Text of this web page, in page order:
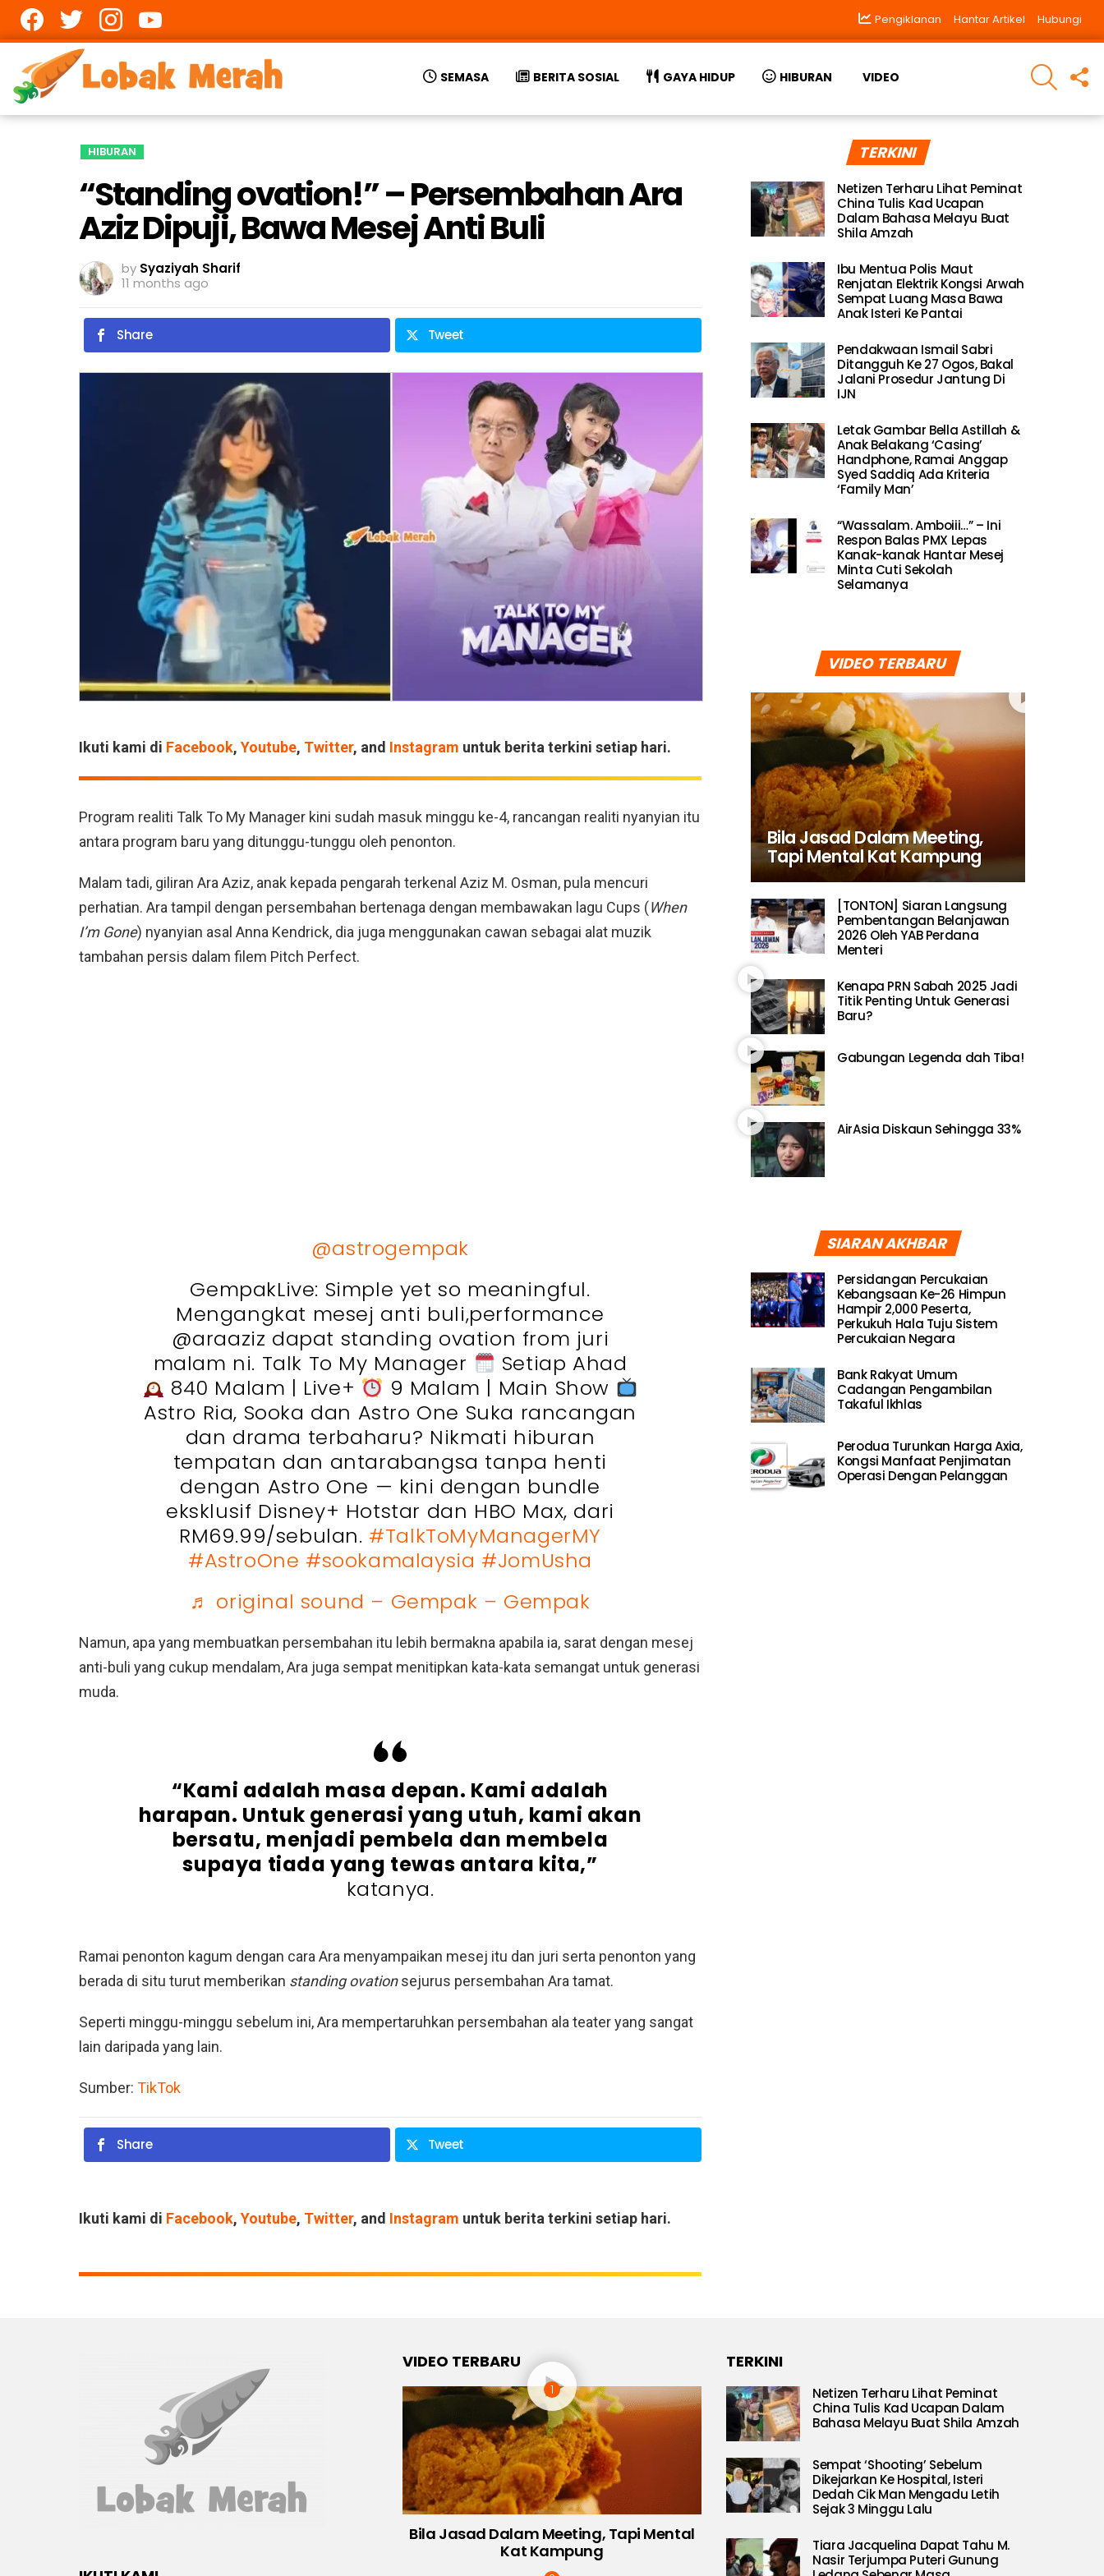
Pengiklanan Hantar Artikel Hubungi
SEMASA BERITA SOSIAL GAYA HIDUP HIBURAN VIDEO
SEARCH
HIBURAN
“Standing ovation!” – Persembahan Ara
Aziz Dipuji, Bawa Mesej Anti Buli
by Syaziyah Sharif
11 months ago
Share Tweet
Ikuti kami di Facebook, Youtube, Twitter, and Instagram untuk berita terkini setiap hari.
Program realiti Talk To My Manager kini sudah masuk minggu ke-4, rancangan realiti nyanyian itu
antara program baru yang ditunggu-tunggu oleh penonton.
Malam tadi, giliran Ara Aziz, anak kepada pengarah terkenal Aziz M. Osman, pula mencuri
perhatian. Ara tampil dengan persembahan bertenaga dengan membawakan lagu Cups (When
I’m Gone) nyanyian asal Anna Kendrick, dia juga menggunakan cawan sebagai alat muzik
tambahan persis dalam filem Pitch Perfect.
@astrogempak
GempakLive: Simple yet so meaningful.
Mengangkat mesej anti buli,performance
@araaziz dapat standing ovation from juri
malam ni. Talk To My Manager
Setiap Ahad
840 Malam | Live+
9 Malam | Main Show
Astro Ria, Sooka dan Astro One Suka rancangan
dan drama terbaharu? Nikmati hiburan
tempatan dan antarabangsa tanpa henti
dengan Astro One — kini dengan bundle
eksklusif Disney+ Hotstar dan HBO Max, dari
RM69.99/sebulan. #TalkToMyManagerMY
#AstroOne #sookamalaysia #JomUsha
♬ original sound – Gempak – Gempak
Namun, apa yang membuatkan persembahan itu lebih bermakna apabila ia, sarat dengan mesej
anti-buli yang cukup mendalam, Ara juga sempat menitipkan kata-kata semangat untuk generasi
muda.
“Kami adalah masa depan. Kami adalah
harapan. Untuk generasi yang utuh, kami akan
bersatu, menjadi pembela dan membela
supaya tiada yang tewas antara kita,”
katanya.
Ramai penonton kagum dengan cara Ara menyampaikan mesej itu dan juri serta penonton yang
berada di situ turut memberikan standing ovationsejurus persembahan Ara tamat.
Seperti minggu-minggu sebelum ini, Ara mempertaruhkan persembahan ala teater yang sangat
lain daripada yang lain.
Sumber: TikTok
Share Tweet
Ikuti kami di Facebook, Youtube, Twitter, and Instagram untuk berita terkini setiap hari.
TERKINI
Netizen Terharu Lihat Peminat
China Tulis Kad Ucapan
Dalam Bahasa Melayu Buat
Shila Amzah
Ibu Mentua Polis Maut
Renjatan Elektrik Kongsi Arwah
Sempat Luang Masa Bawa
Anak Isteri Ke Pantai
Pendakwaan Ismail Sabri
Ditangguh Ke 27 Ogos, Bakal
Jalani Prosedur Jantung Di
IJN
Letak Gambar Bella Astillah &
Anak Belakang ‘Casing’
Handphone, Ramai Anggap
Syed Saddiq Ada Kriteria
‘Family Man’
“Wassalam. Amboiii…” – Ini
Respon Balas PMX Lepas
Kanak-kanak Hantar Mesej
Minta Cuti Sekolah
Selamanya
VIDEO TERBARU
Bila Jasad Dalam Meeting,
Tapi Mental Kat Kampung
[TONTON] Siaran Langsung
Pembentangan Belanjawan
2026 Oleh YAB Perdana
Menteri
Kenapa PRN Sabah 2025 Jadi
Titik Penting Untuk Generasi
Baru?
Gabungan Legenda dah Tiba!
AirAsia Diskaun Sehingga 33%
SIARAN AKHBAR
Persidangan Percukaian
Kebangsaan Ke-26 Himpun
Hampir 2,000 Peserta,
Perkukuh Hala Tuju Sistem
Percukaian Negara
Bank Rakyat Umum
Cadangan Pengambilan
Takaful Ikhlas
Perodua Turunkan Harga Axia,
Kongsi Manfaat Penjimatan
Operasi Dengan Pelanggan
VIDEO TERBARU
Bila Jasad Dalam Meeting, Tapi Mental
Kat Kampung
TERKINI
Netizen Terharu Lihat Peminat
China Tulis Kad Ucapan Dalam
Bahasa Melayu Buat Shila Amzah
Sempat ‘Shooting’ Sebelum
Dikejarkan Ke Hospital, Isteri
Dedah Cik Man Mengadu Letih
Sejak 3 Minggu Lalu
Tiara Jacquelina Dapat Tahu M.
Nasir Terjumpa Puteri Gunung